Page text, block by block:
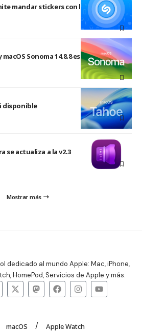
mandar stickers con la nueva
macOS Sonoma 14.8.8 están
disponible
se actualiza a la v2.3
Mostrar más
dedicado al mundo Apple: Mac, iPhone,
HomePod, Servicios de Apple y más.
macOS Apple Watch